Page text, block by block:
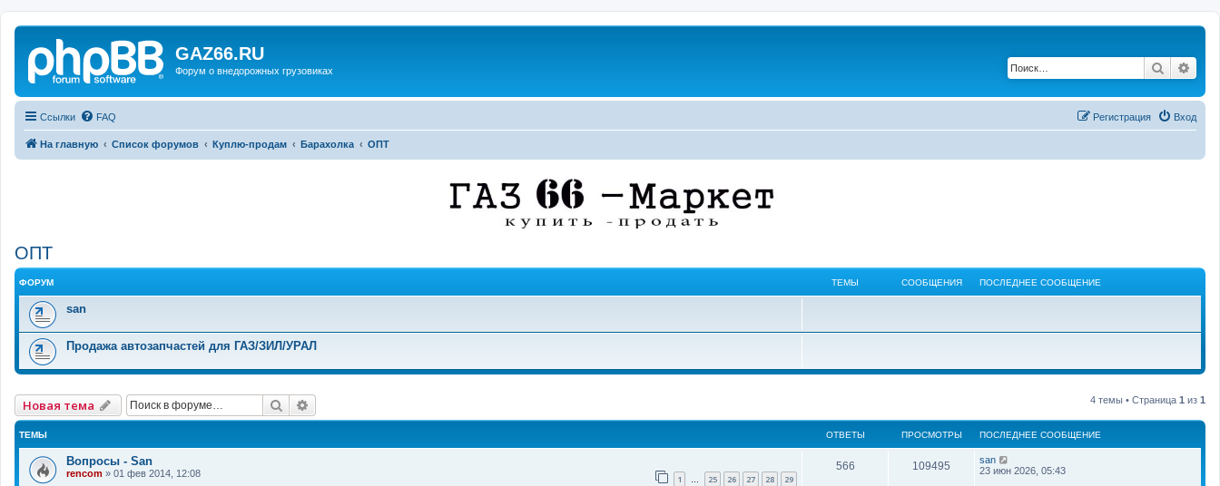
GAZ66.RU
Форум о внедорожных грузовиках Поиск
Ссылки FAQ Вход
Регистрация
На главную Список форумов Куплю-продам Барахолка ОПТ
ОПТ
ФОРУМ ТЕМЫ СООБЩЕНИЯ ПОСЛЕДНЕЕ СООБЩЕНИЕ
san
Продажа автозапчастей для ГАЗ/ЗИЛ/УРАЛ
Новая тема Поиск 4 темы • Страница 1 из 1
ТЕМЫ ОТВЕТЫ ПРОСМОТРЫ ПОСЛЕДНЕЕ СООБЩЕНИЕ
Вопросы - San
rencom » 01 фев 2014, 12:08 1 … 25 26 27 28 29
566 109495
san
23 июн 2026, 05:43